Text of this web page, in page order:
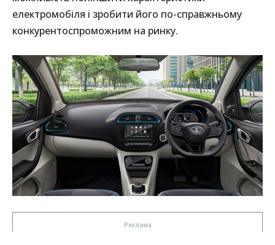
електромобіля і зробити його по-справжньому
конкурентоспроможним на ринку.